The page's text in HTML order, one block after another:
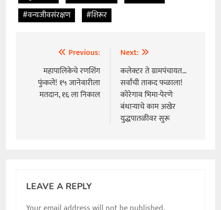
#वन्यजीवसंरक्षण
#शिरूर
navigation
Previous:
महापालिकेचे रणशिंग
फुंकले! १५ जानेवारीला
मतदान, १६ ला निकाल
Next:
कलेक्टर ते ग्रामपंचायत…
सर्वांची ताकद फळाला!
कोरेगाव भिमा-पेरणे
बंधाऱ्याचे काम अखेर
युद्धपातळीवर सुरू
LEAVE A REPLY